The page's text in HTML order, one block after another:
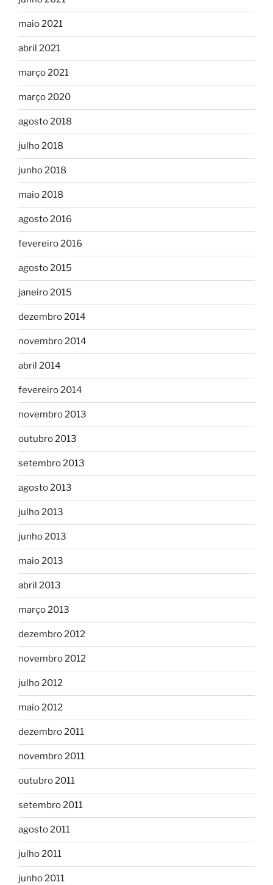
maio 2021
abril 2021
março 2021
março 2020
agosto 2018
julho 2018
junho 2018
maio 2018
agosto 2016
fevereiro 2016
agosto 2015
janeiro 2015
dezembro 2014
novembro 2014
abril 2014
fevereiro 2014
novembro 2013
outubro 2013
setembro 2013
agosto 2013
julho 2013
junho 2013
maio 2013
abril 2013
março 2013
dezembro 2012
novembro 2012
julho 2012
maio 2012
dezembro 2011
novembro 2011
outubro 2011
setembro 2011
agosto 2011
julho 2011
junho 2011